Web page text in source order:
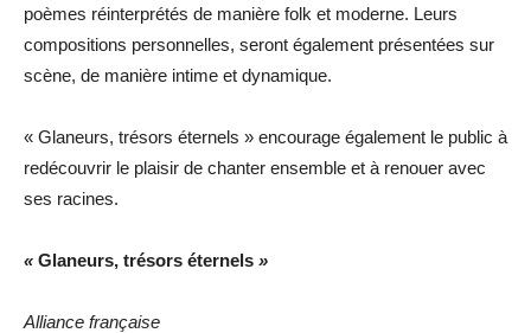
poèmes réinterprétés de manière folk et moderne. Leurs
compositions personnelles, seront également présentées sur
scène, de manière intime et dynamique.
« Glaneurs, trésors éternels » encourage également le public à
redécouvrir le plaisir de chanter ensemble et à renouer avec
ses racines.
« Glaneurs, trésors éternels »
Alliance française